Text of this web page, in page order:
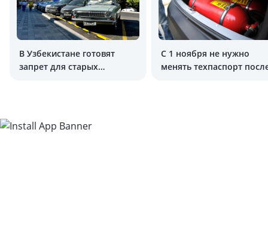
В Узбекистане готовят
запрет для старых
C 1 ноября не нужно
менять техпаспорт